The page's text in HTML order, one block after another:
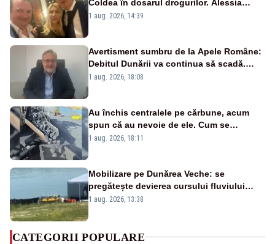
Coldea în dosarul drogurilor. Alessia
Păcuraru explică decizia magistraților
1 aug. 2026, 14:39
Avertisment sumbru de la Apele Române:
Debitul Dunării va continua să scadă.
Cernavodă s-ar putea închide în 4 zile
1 aug. 2026, 18:08
Au închis centralele pe cărbune, acum
spun că au nevoie de ele. Cum se
pasează vina în plină criză energetică
1 aug. 2026, 18:11
Mobilizare pe Dunărea Veche: se
pregătește devierea cursului fluviului
către Cernavodă – VIDEO
1 aug. 2026, 13:38
CATEGORII POPULARE